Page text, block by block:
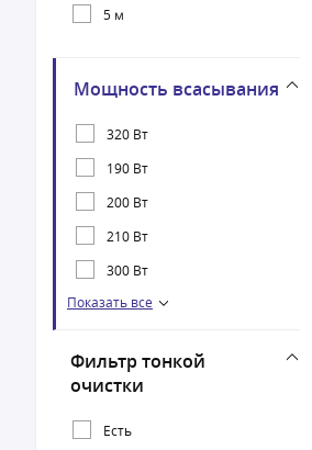
5 м
Мощность всасывания
320 Вт
190 Вт
200 Вт
210 Вт
300 Вт
350 Вт
380 Вт
420 Вт
Показать все
Фильтр тонкой
очистки
Есть